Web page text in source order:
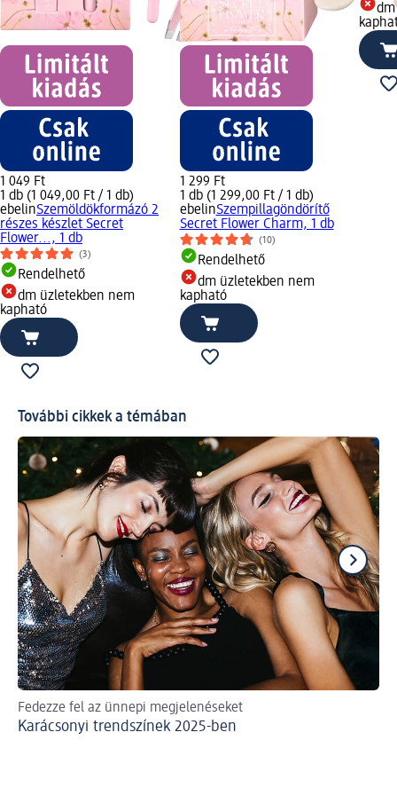
1 049 Ft
1 db (1 049,00 Ft / 1 db)
ebelinSzemöldökformázó 2
részes készlet Secret
Flower..., 1 db
(3)
Rendelhető
dm üzletekben nem
kapható
1 299 Ft
1 db (1 299,00 Ft / 1 db)
ebelinSzempillagöndörítő
Secret Flower Charm, 1 db
(10)
Rendelhető
dm üzletekben nem
kapható
További cikkek a témában
Fedezze fel az ünnepi megjelenéseket
Karácsonyi trendszínek 2025-ben